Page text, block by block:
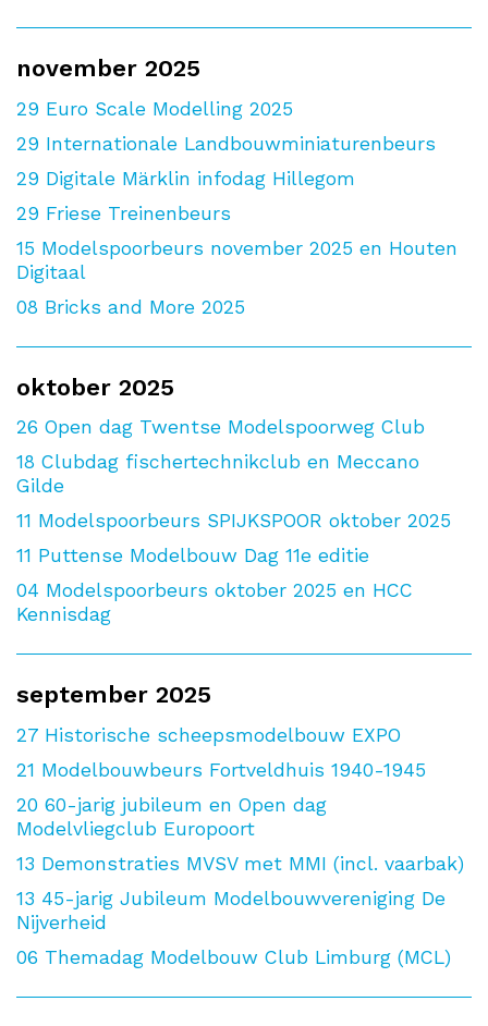
november 2025
29 Euro Scale Modelling 2025
29 Internationale Landbouwminiaturenbeurs
29 Digitale Märklin infodag Hillegom
29 Friese Treinenbeurs
15 Modelspoorbeurs november 2025 en Houten
Digitaal
08 Bricks and More 2025
oktober 2025
26 Open dag Twentse Modelspoorweg Club
18 Clubdag fischertechnikclub en Meccano
Gilde
11 Modelspoorbeurs SPIJKSPOOR oktober 2025
11 Puttense Modelbouw Dag 11e editie
04 Modelspoorbeurs oktober 2025 en HCC
Kennisdag
september 2025
27 Historische scheepsmodelbouw EXPO
21 Modelbouwbeurs Fortveldhuis 1940-1945
20 60-jarig jubileum en Open dag
Modelvliegclub Europoort
13 Demonstraties MVSV met MMI (incl. vaarbak)
13 45-jarig Jubileum Modelbouwvereniging De
Nijverheid
06 Themadag Modelbouw Club Limburg (MCL)